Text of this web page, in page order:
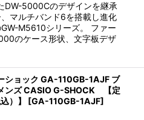
DW-5000Cのデザインを継承
マルチバンド6を搭載し進化
M5610シリーズ。 ファー
のケース形状、文字板デザ
ショック GA-110GB-1AJF ブ
ンズ CASIO G-SHOCK 【定
）】
[GA-110GB-1AJF]